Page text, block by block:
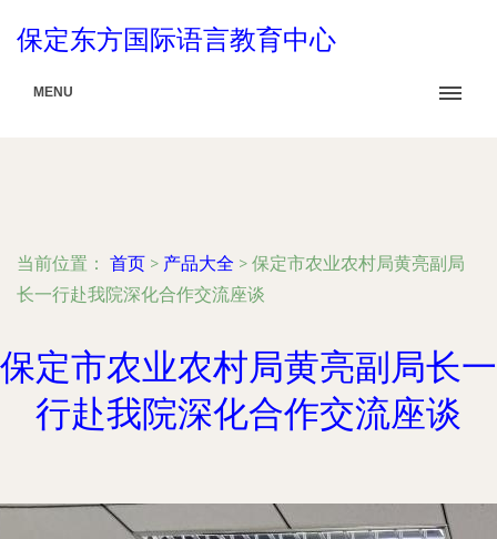
保定东方国际语言教育中心
MENU
当前位置： 首页 > 产品大全 > 保定市农业农村局黄亮副局
长一行赴我院深化合作交流座谈
保定市农业农村局黄亮副局长一
行赴我院深化合作交流座谈